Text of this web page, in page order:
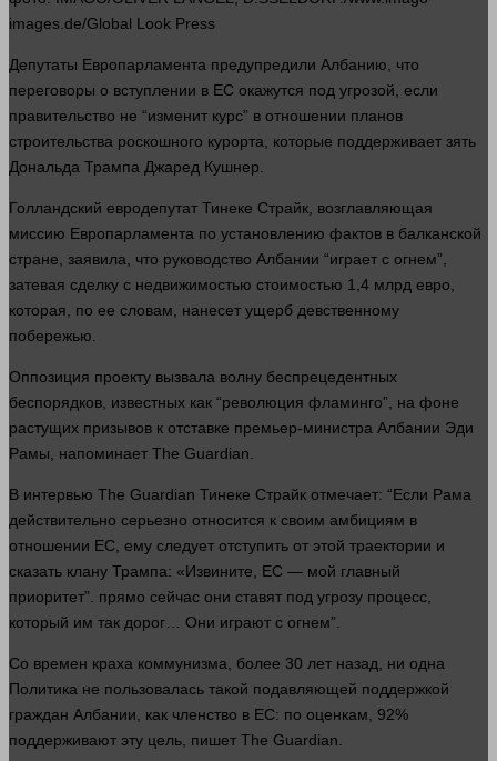
images.de/Global Look Press
Депутаты Европарламента предупредили Албанию, что
переговоры о вступлении в ЕС окажутся под угрозой, если
правительство не “изменит курс” в отношении планов
строительства роскошного курорта, которые поддерживает зять
Дональда Трампа Джаред Кушнер.
Голландский евродепутат Тинеке Страйк, возглавляющая
миссию Европарламента по установлению фактов в балканской
стране, заявила, что руководство Албании “играет с огнем”,
затевая сделку с недвижимостью стоимостью 1,4 млрд евро,
которая, по ее словам, нанесет ущерб девственному
побережью.
Оппозиция проекту вызвала волну беспрецедентных
беспорядков, известных как “революция фламинго”, на фоне
растущих призывов к отставке премьер-министра Албании Эди
Рамы, напоминает The Guardian.
В интервью The Guardian Тинеке Страйк отмечает: “Если Рама
действительно серьезно относится к своим амбициям в
отношении ЕС, ему следует отступить от этой траектории и
сказать клану Трампа: «Извините, ЕС — мой главный
приоритет”. прямо сейчас они ставят под угрозу процесс
который им так дорог… Они играют с огнем”.
Со времен краха коммунизма, более 30 лет назад, ни одна
Политика не пользовалась такой подавляющей поддержкой
граждан Албании, как членство в ЕС: по оценкам, 92%
поддерживают эту цель, пишет The Guardian.